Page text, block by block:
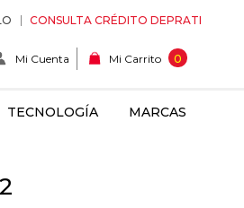
CONSULTA CRÉDITO DEPRATI
Mi Cuenta Mi Carrito 0
TECNOLOGÍA MARCAS